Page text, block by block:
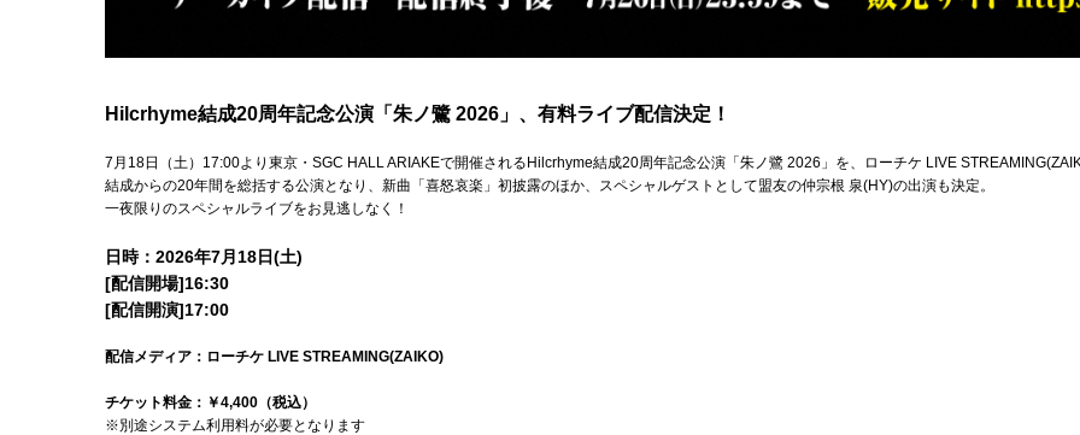
Hilcrhyme結成20周年記念公演「朱ノ鷺 2026」、有料ライブ配信決定！
7月18日（土）17:00より東京・SGC HALL ARIAKEで開催されるHilcrhyme結成20周年記念公演「朱ノ鷺 2026」を、ローチケ LIVE
結成からの20年間を総括する公演となり、新曲「喜怒哀楽」初披露のほか、スペシャルゲストとして盟友の仲宗根 泉(HY)の出演も決定。
一夜限りのスペシャルライブをお見逃しなく！
日時：2026年7月18日(土)
[配信開場]16:30
[配信開演]17:00
配信メディア：ローチケ LIVE STREAMING(ZAIKO)
チケット料金：￥4,400（税込）
※別途システム利用料が必要となります